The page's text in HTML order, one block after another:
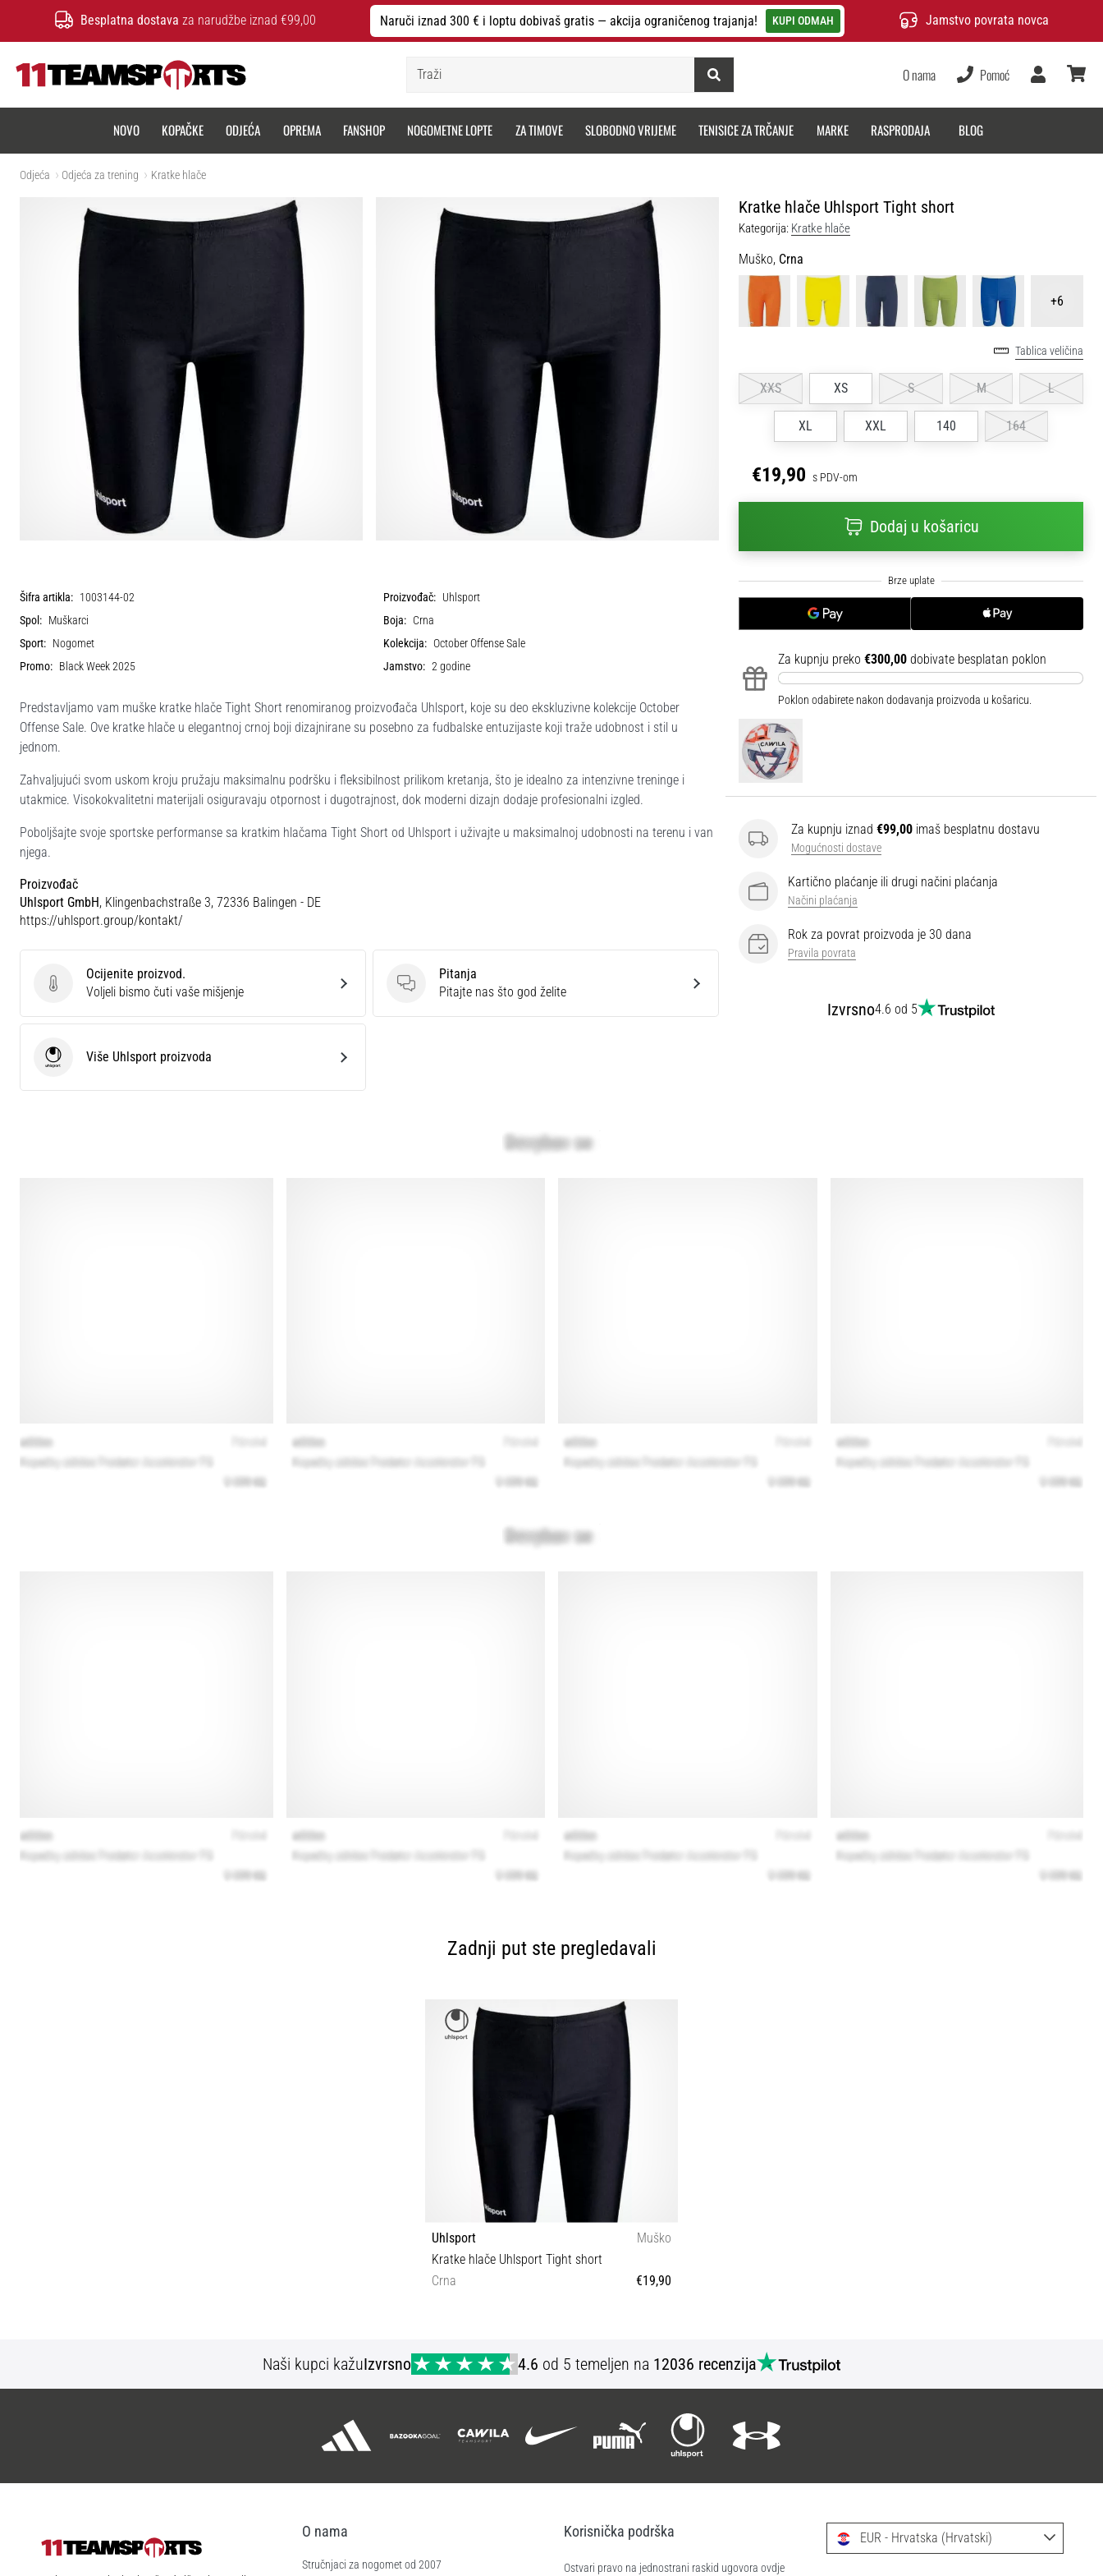
Besplatna dostava za narudžbe iznad €99,00 Naruči iznad 300 € i loptu dobivaš gratis — akcija ograničenog trajanja! KUPI ODMAH Jamstvo povrata novca
O nama Pomoć
Korisnik
NOVO KOPAČKE ODJEĆA OPREMA FANSHOP NOGOMETNE LOPTE ZA TIMOVE SLOBODNO VRIJEME TENISICE ZA TRČANJE MARKE RASPRODAJA BLOG
Odjeća Odjeća za trening Kratke hlače
Kratke hlače Uhlsport Tight short
Kategorija: Kratke hlače
Muško, Crna
+6
Tablica veličina
XXS XS S M L
XL XXL 140 164
€19,90 s PDV-om
Dodaj u košaricu
Za kupnju preko €300,00 dobivate besplatan poklon
Poklon odabirete nakon dodavanja proizvoda u košaricu.
Za kupnju iznad €99,00 imaš besplatnu dostavu
Mogućnosti dostave
Kartično plaćanje ili drugi načini plaćanja
Načini plaćanja
Rok za povrat proizvoda je 30 dana
Pravila povrata
Izvrsno4.6 od 5
Šifra artikla: 1003144-02 Proizvođač: Uhlsport
Spol: Muškarci Boja: Crna
Sport: Nogomet Kolekcija: October Offense Sale
Promo: Black Week 2025 Jamstvo: 2 godine
Predstavljamo vam muške kratke hlače Tight Short renomiranog proizvođača Uhlsport, koje su deo ekskluzivne kolekcije October
Offense Sale. Ove kratke hlače u elegantnoj crnoj boji dizajnirane su posebno za fudbalske entuzijaste koji traže udobnost i stil u
jednom.
Zahvaljujući svom uskom kroju pružaju maksimalnu podršku i fleksibilnost prilikom kretanja, što je idealno za intenzivne treninge i
utakmice. Visokokvalitetni materijali osiguravaju otpornost i dugotrajnost, dok moderni dizajn dodaje profesionalni izgled.
Poboljšajte svoje sportske performanse sa kratkim hlačama Tight Short od Uhlsport i uživajte u maksimalnoj udobnosti na terenu i van
njega.
Proizvođač
Uhlsport GmbH, Klingenbachstraße 3, 72336 Balingen - DE
https://uhlsport.group/kontakt/
Ocijenite proizvod.
Ocijenite proizvod.
Voljeli bismo čuti vaše mišjenje
Pitanja
Pitanja
Pitajte nas što god želite
UhlsportViše Uhlsport proizvoda
Zadnji put ste pregledavali
Uhlsport
Muško
Kratke hlače Uhlsport Tight short
Crna
€19,90
Naši kupci kažuIzvrsno 4.6 od 5 temeljen na 12036 recenzija
O nama
Stručnjaci za nogomet od 2007
Korisnička podrška
Ostvari pravo na jednostrani raskid ugovora ovdje
EUR - Hrvatska (Hrvatski)